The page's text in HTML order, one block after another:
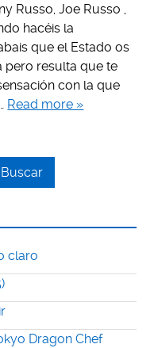
Russo, Joe Russo ,
hacéis la
que el Estado os
pero resulta que te
con la que
Read more »
claro
Dragon Chef